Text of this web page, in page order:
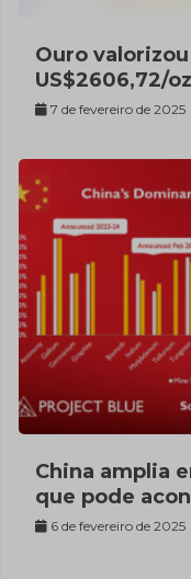
Ouro
US$2606,72/oz
7 de fevereiro de 2025
China amplia
que pode
6 de fevereiro de 2025